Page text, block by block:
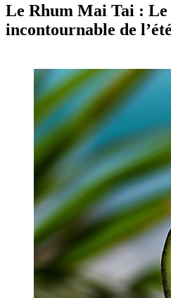
Le Rhum Mai Tai :
incontournable de